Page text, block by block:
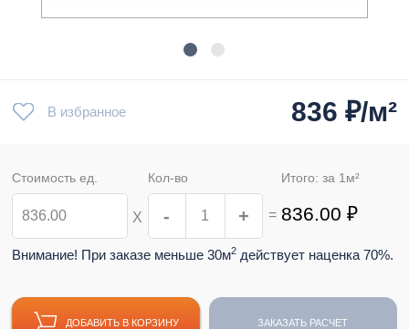
В избранное 836 ₽/м²
Стоимость ед.
Х
Кол-во
- + =
Итого: за 1 м²
836.00 ₽
Внимание! При заказе меньше 30м2 действует наценка 70%.
ДОБАВИТЬ В КОРЗИНУ ЗАКАЗАТЬ РАСЧЕТ